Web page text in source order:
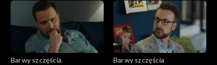
Barwy szczęścia
Barwy szczęścia